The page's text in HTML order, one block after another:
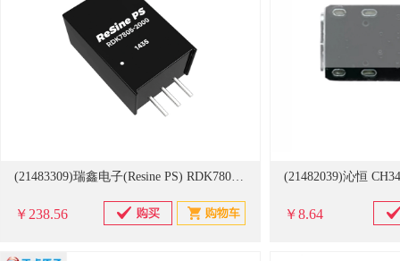
(21483309)瑞鑫电子(Resine PS) RDK7805-1000 6-30W -40℃-105℃ 效率高达95%。 空载输入电流低至0.2mA。 输出短路保护 16个/管 DC-DC电源模块(单位：管)
￥238.56 ￥8.64